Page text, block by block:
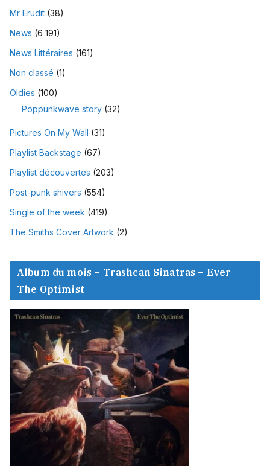
Mr Erudit (38)
News (6 191)
News Littéraires (161)
Non classé (1)
Oldies (100)
Poppunkwave story (32)
Pictures On My Wall (31)
Playlist Backstage (67)
Playlist découvertes (203)
Post-punk shivers (554)
Single of the week (419)
The Smiths Cover Artwork (2)
Album du mois – Trashcan Sinatras – Ever
The Optimist